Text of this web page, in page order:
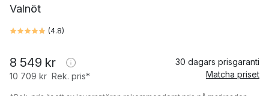
Valnöt
(4.8)
8 549 kr
10 709 kr Rek. pris*
30 dagars prisgaranti
Matcha priset